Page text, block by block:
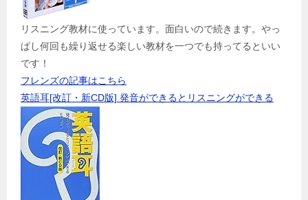
リスニング教材に使っています。面白いので続きます。やっ
ぱし何回も繰り返せる楽しい教材を一つでも持ってるといい
です！
フレンズの記事はこちら
英語耳[改訂・新CD版] 発音ができるとリスニングができる